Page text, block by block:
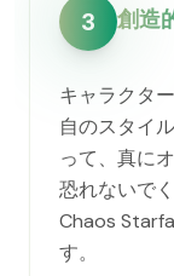
3 創造
キャラクタ
自のスタイ
って、真に
恐れないで
Chaos
す。